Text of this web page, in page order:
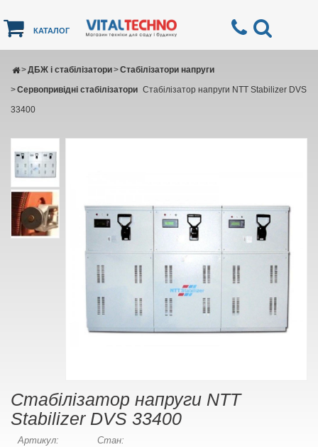
КАТАЛОГ
ДБЖ і стабілізатори
> Стабілізатори напруги
>
Сервопривідні стабілізатори
>
Cтабілізатор напруги NTT Stabilizer DVS
33400
Cтабілізатор напруги NTT
Stabilizer DVS 33400
Артикул:
Стан: